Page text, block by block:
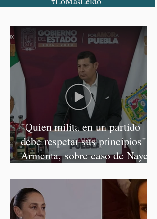
"Quien milita en un partido
debe respetar sus principios":
Armenta, sobre caso de Nayeli